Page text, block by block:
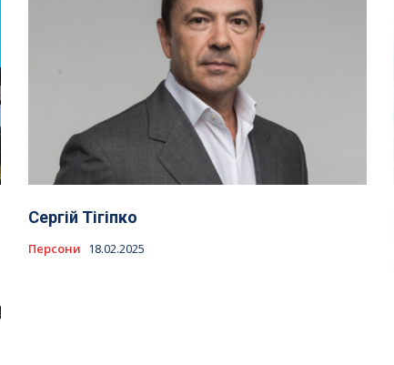
Сергій Тігіпко
Персони 18.02.2025